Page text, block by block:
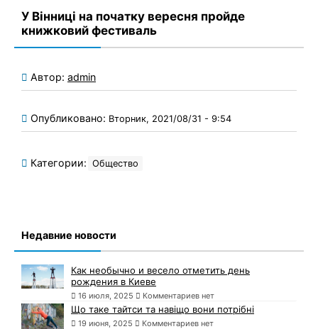
У Вінниці на початку вересня пройде
книжковий фестиваль
Автор: admin
Опубликовано: Вторник, 2021/08/31 - 9:54
Категории: Общество
Недавние новости
Как необычно и весело отметить день
рождения в Киеве
16 июля, 2025 Комментариев нет
Що таке тайтси та навіщо вони потрібні
19 июня, 2025 Комментариев нет